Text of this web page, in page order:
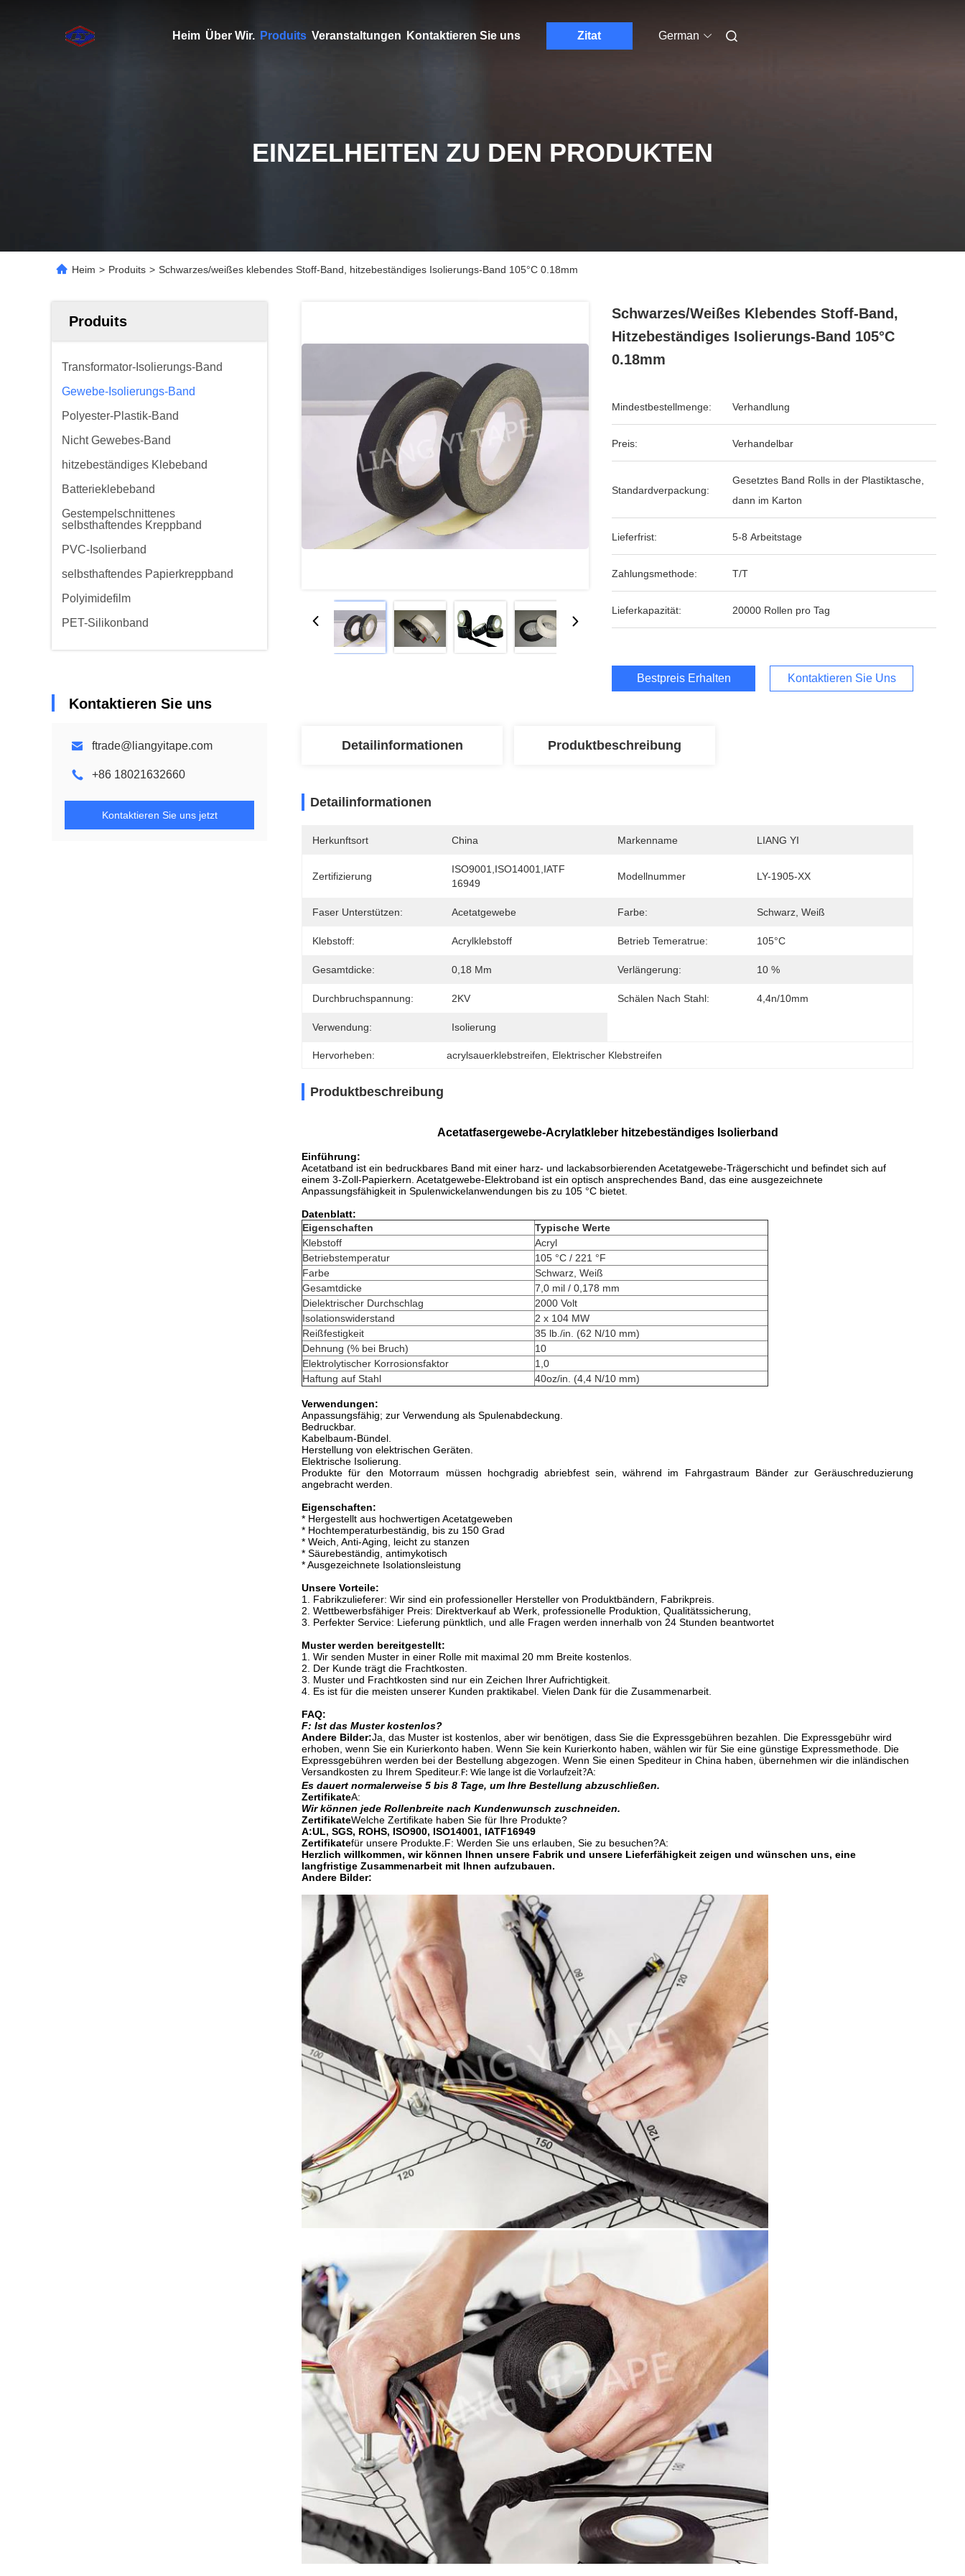
Heim Über Wir. Produits Veranstaltungen Kontaktieren Sie uns Zitat German
EINZELHEITEN ZU DEN PRODUKTEN
Heim > Produits > Schwarzes/weißes klebendes Stoff-Band, hitzebeständiges Isolierungs-Band 105°C 0.18mm
Produits
Transformator-Isolierungs-Band
Gewebe-Isolierungs-Band
Polyester-Plastik-Band
Nicht Gewebes-Band
hitzebeständiges Klebeband
Batterieklebeband
Gestempelschnittenes
selbsthaftendes Kreppband
PVC-Isolierband
selbsthaftendes Papierkreppband
Polyimidefilm
PET-Silikonband
Kontaktieren Sie uns
ftrade@liangyitape.com
+86 18021632660
Kontaktieren Sie uns jetzt
Schwarzes/weißes Klebendes Stoff-Band,
Hitzebeständiges Isolierungs-Band 105°C
0.18mm
Mindestbestellmenge: Verhandlung
Preis: Verhandelbar
Standardverpackung:
Gesetztes Band Rolls in der Plastiktasche,
dann im Karton
Lieferfrist: 5-8 Arbeitstage
Zahlungsmethode: T/T
Lieferkapazität: 20000 Rollen pro Tag
Bestpreis Erhalten Kontaktieren Sie Uns
Detailinformationen Produktbeschreibung
Detailinformationen
Herkunftsort China Markenname LIANG YI
Zertifizierung
ISO9001,ISO14001,IATF
16949
Modellnummer LY-1905-XX
Faser Unterstützen: Acetatgewebe Farbe: Schwarz, Weiß
Klebstoff: Acrylklebstoff Betrieb Temeratrue: 105°C
Gesamtdicke: 0,18 Mm Verlängerung: 10 %
Durchbruchspannung: 2KV Schälen Nach Stahl: 4,4n/10mm
Verwendung: Isolierung
Hervorheben: acrylsauerklebstreifen Elektrischer Klebstreifen
Produktbeschreibung
Acetatfasergewebe-Acrylatkleber hitzebeständiges Isolierband
Einführung:
Acetatband ist ein bedruckbares Band mit einer harz- und lackabsorbierenden Acetatgewebe-Trägerschicht und befindet sich auf
einem 3-Zoll-Papierkern. Acetatgewebe-Elektroband ist ein optisch ansprechendes Band, das eine ausgezeichnete
Anpassungsfähigkeit in Spulenwickelanwendungen bis zu 105 °C bietet.
Datenblatt:
Eigenschaften
Typische Werte
Klebstoff
Acryl
Betriebstemperatur
105 °C / 221 °F
Farbe
Schwarz, Weiß
Gesamtdicke
7,0 mil / 0,178 mm
Dielektrischer Durchschlag
2000 Volt
Isolationswiderstand
2 x 104 MW
Reißfestigkeit
35 lb./in. (62 N/10 mm)
Dehnung (% bei Bruch)
10
Elektrolytischer Korrosionsfaktor
1,0
Haftung auf Stahl
40oz/in. (4,4 N/10 mm)
Verwendungen:
Anpassungsfähig; zur Verwendung als Spulenabdeckung.
Bedruckbar.
Kabelbaum-Bündel.
Herstellung von elektrischen Geräten.
Elektrische Isolierung.
Produkte für den Motorraum müssen hochgradig abriebfest sein, während im Fahrgastraum Bänder zur Geräuschreduzierung
angebracht werden.
Eigenschaften:
* Hergestellt aus hochwertigen Acetatgeweben
* Hochtemperaturbeständig, bis zu 150 Grad
* Weich, Anti-Aging, leicht zu stanzen
* Säurebeständig, antimykotisch
* Ausgezeichnete Isolationsleistung
Unsere Vorteile:
1. Fabrikzulieferer: Wir sind ein professioneller Hersteller von Produktbändern, Fabrikpreis.
2. Wettbewerbsfähiger Preis: Direktverkauf ab Werk, professionelle Produktion, Qualitätssicherung,
3. Perfekter Service: Lieferung pünktlich, und alle Fragen werden innerhalb von 24 Stunden beantwortet
Muster werden bereitgestellt:
1. Wir senden Muster in einer Rolle mit maximal 20 mm Breite kostenlos.
2. Der Kunde trägt die Frachtkosten.
3. Muster und Frachtkosten sind nur ein Zeichen Ihrer Aufrichtigkeit.
4. Es ist für die meisten unserer Kunden praktikabel. Vielen Dank für die Zusammenarbeit.
FAQ:
F: Ist das Muster kostenlos?
Andere Bilder:Ja, das Muster ist kostenlos, aber wir benötigen, dass Sie die Expressgebühren bezahlen. Die Expressgebühr wird
erhoben, wenn Sie ein Kurierkonto haben. Wenn Sie kein Kurierkonto haben, wählen wir für Sie eine günstige Expressmethode. Die
Expressgebühren werden bei der Bestellung abgezogen. Wenn Sie einen Spediteur in China haben, übernehmen wir die inländischen
Versandkosten zu Ihrem Spediteur. F: Wie lange ist die Vorlaufzeit?A:
Es dauert normalerweise 5 bis 8 Tage, um Ihre Bestellung abzuschließen.
ZertifikateA:
Wir können jede Rollenbreite nach Kundenwunsch zuschneiden.
ZertifikateWelche Zertifikate haben Sie für Ihre Produkte?
A:UL, SGS, ROHS, ISO900, ISO14001, IATF16949
Zertifikatefür unsere Produkte. F: Werden Sie uns erlauben, Sie zu besuchen?A:
Herzlich willkommen, wir können Ihnen unsere Fabrik und unsere Lieferfähigkeit zeigen und wünschen uns, eine
langfristige Zusammenarbeit mit Ihnen aufzubauen.
Andere Bilder: